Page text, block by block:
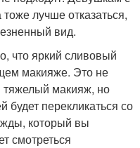
лучше отказаться,
вид.
что яркий сливовый
макияже. Это не
тяжелый макияж, но
будет перекликаться со
который вы
смотреться